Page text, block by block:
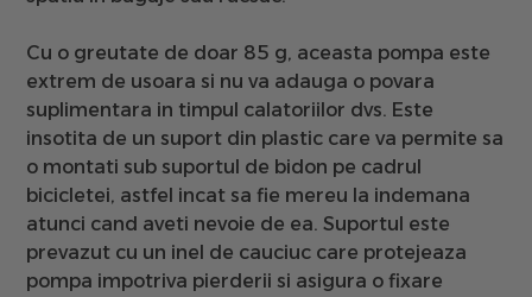
Cu o greutate de doar 85 g, aceasta pompa este
extrem de usoara si nu va adauga o povara
suplimentara in timpul calatoriilor dvs. Este
insotita de un suport din plastic care va permite sa
o montati sub suportul de bidon pe cadrul
bicicletei, astfel incat sa fie mereu la indemana
atunci cand aveti nevoie de ea. Suportul este
prevazut cu un inel de cauciuc care protejeaza
pompa impotriva pierderii si asigura o fixare